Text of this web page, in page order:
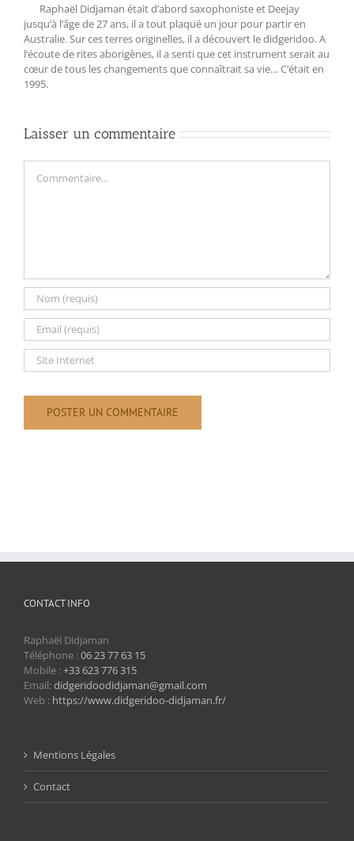
Raphaël Didjaman était d’abord saxophoniste et Deejay
jusqu’à l’âge de 27 ans, il a tout plaqué un jour pour partir en
Australie. Sur ces terres originelles, il a découvert le didgeridoo. A
l‘écoute de rites aborigènes, il a senti que cet instrument serait au
cœur de tous les changements que connaîtrait sa vie… C‘était en
1995.
Laisser un commentaire
CONTACT INFO
Raphaël Didjaman
Téléphone :06 23 77 63 15
Mobile :+33 623 776 315
Email:didgeridoodidjaman@gmail.com
Web : https://www.didgeridoo-didjaman.fr/
Mentions Légales
Contact